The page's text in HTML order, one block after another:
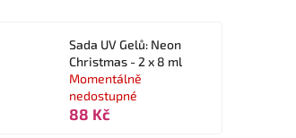
Sada UV Gelů: Neon
Christmas - 2 x 8 ml
Momentálně
nedostupné
88 Kč